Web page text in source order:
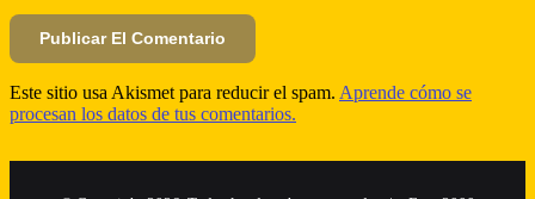
Este sitio usa Akismet para reducir el spam. Aprende cómo se
procesan los datos de tus comentarios.